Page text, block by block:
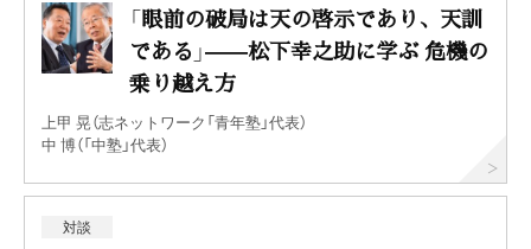
「眼前の破局は天の啓示であり、天訓
である」——松下幸之助に学ぶ 危機の
乗り越え方
上甲 晃（志ネットワーク「青年塾」代表）
中 博（「中塾」代表）
対談